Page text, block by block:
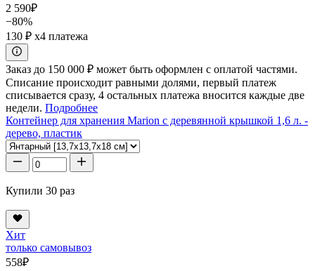
2 590₽
−80%
130 ₽ x4 платежа
Заказ до 150 000 ₽ может быть оформлен с оплатой частями.
Списание происходит равными долями, первый платеж
списывается сразу, 4 остальных платежа вносится каждые две
недели. Подробнее
Контейнер для хранения Marion с деревянной крышкой 1,6 л. -
дерево, пластик
Купили 30 раз
Хит
только самовывоз
558₽